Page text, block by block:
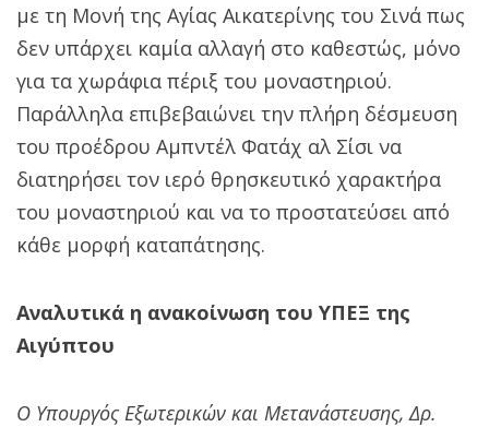
με τη Μονή της Αγίας Αικατερίνης του Σινά πως
δεν υπάρχει καμία αλλαγή στο καθεστώς, μόνο
για τα χωράφια πέριξ του μοναστηριού.
Παράλληλα επιβεβαιώνει την πλήρη δέσμευση
του προέδρου Αμπντέλ Φατάχ αλ Σίσι να
διατηρήσει τον ιερό θρησκευτικό χαρακτήρα
του μοναστηριού και να το προστατεύσει από
κάθε μορφή καταπάτησης.
Αναλυτικά η ανακοίνωση του ΥΠΕΞ της
Αιγύπτου
Ο Υπουργός Εξωτερικών και Μετανάστευσης, Δρ.